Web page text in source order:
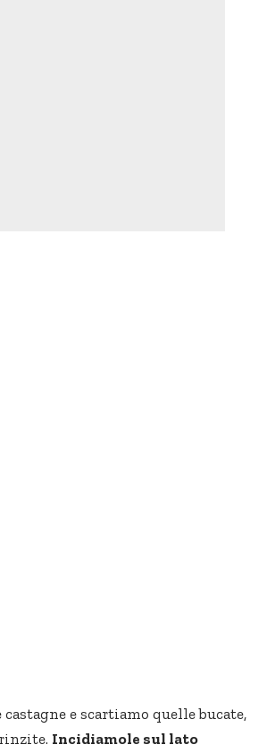
e scartiamo quelle bucate,
Incidiamole sul lato